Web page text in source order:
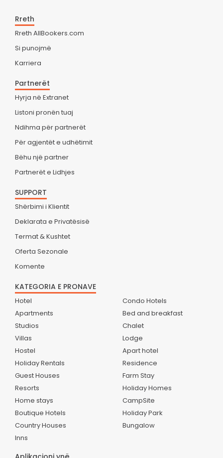
Rreth
Rreth AllBookers.com
Si punojmë
Karriera
Partnerët
Hyrja në Extranet
Listoni pronën tuaj
Ndihma për partnerët
Për agjentët e udhëtimit
Bëhu një partner
Partnerët e Lidhjes
SUPPORT
Shërbimi i Klientit
Deklarata e Privatësisë
Termat & Kushtet
Oferta Sezonale
Komente
KATEGORIA E PRONAVE
Hotel
Apartments
Studios
Villas
Hostel
Holiday Rentals
Guest Houses
Resorts
Home stays
Boutique Hotels
Country Houses
Inns
Condo Hotels
Bed and breakfast
Chalet
Lodge
Apart hotel
Residence
Farm Stay
Holiday Homes
CampSite
Holiday Park
Bungalow